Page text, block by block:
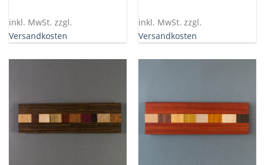
inkl. MwSt. zzgl.
Versandkosten
inkl. MwSt. zzgl.
Versandkosten